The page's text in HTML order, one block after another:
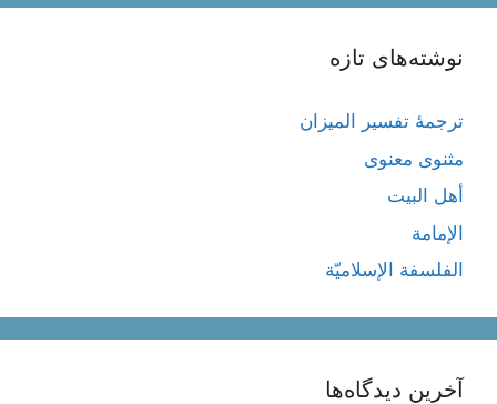
نوشته‌های تازه
ترجمۀ تفسیر المیزان
مثنوی معنوی
أهل البيت
الإمامة
الفلسفة الإسلاميّة
آخرین دیدگاه‌ها